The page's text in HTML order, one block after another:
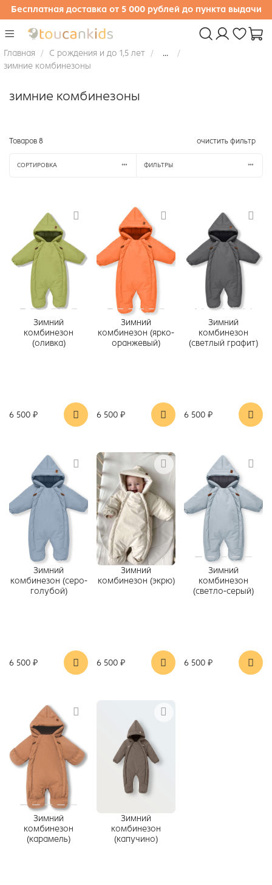
Бесплатная доставка от 5 000 рублей до пункта выдачи
Главная С рождения и до 1,5 лет
...
зимние комбинезоны
зимние комбинезоны
Товаров 8 очистить фильтр
СОРТИРОВКА ФИЛЬТРЫ
Зимний
комбинезон
(оливка)
6 500 ₽
Зимний
комбинезон (ярко-
оранжевый)
6 500 ₽
Зимний
комбинезон
(светлый графит)
6 500 ₽
Зимний
комбинезон (серо-
голубой)
6 500 ₽
Зимний
комбинезон (экрю)
6 500 ₽
Зимний
комбинезон
(светло-серый)
6 500 ₽
Зимний
комбинезон
(карамель)
Зимний
комбинезон
(капучино)